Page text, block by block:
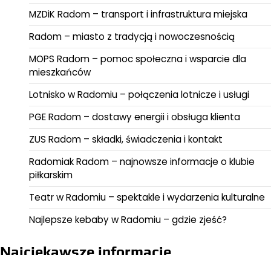
MZDiK Radom – transport i infrastruktura miejska
Radom – miasto z tradycją i nowoczesnością
MOPS Radom – pomoc społeczna i wsparcie dla
mieszkańców
Lotnisko w Radomiu – połączenia lotnicze i usługi
PGE Radom – dostawy energii i obsługa klienta
ZUS Radom – składki, świadczenia i kontakt
Radomiak Radom – najnowsze informacje o klubie
piłkarskim
Teatr w Radomiu – spektakle i wydarzenia kulturalne
Najlepsze kebaby w Radomiu – gdzie zjeść?